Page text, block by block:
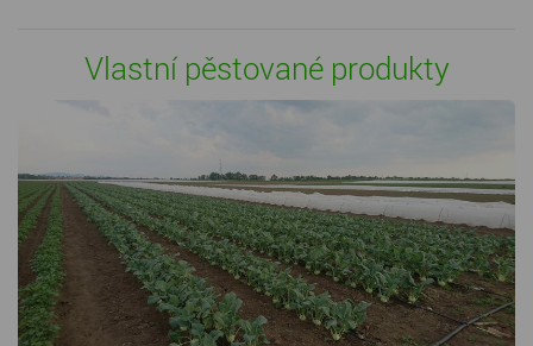
Vlastní pěstované produkty